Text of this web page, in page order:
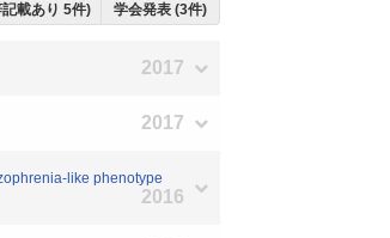
載あり 5件) 学会発表 (3件)
2017
2017
like phenotype
2016